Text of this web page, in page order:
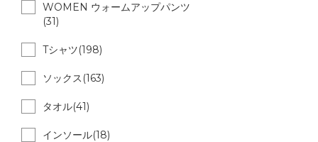
WOMEN ウォームアップパンツ
(31)
Tシャツ(198)
ソックス(163)
タオル(41)
インソール(18)